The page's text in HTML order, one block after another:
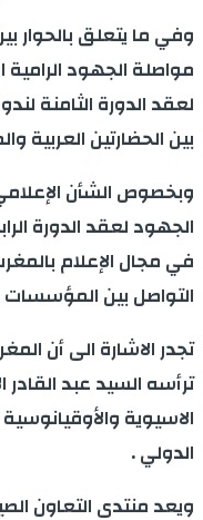
وفي ما يتعلق بالحوار
مواصلة الجهود
لعقد الدورة الثامنة
بين الحضارتين العربية
وبخصوص الشأن
الجهود لعقد الدورة
في مجال الإعلام
التواصل بين المؤسسات
تجدر الاشارة الى أن
ترأسه السيد عبد القادر
الاسيوية
الدولي .
ويعد منتدى التعاون